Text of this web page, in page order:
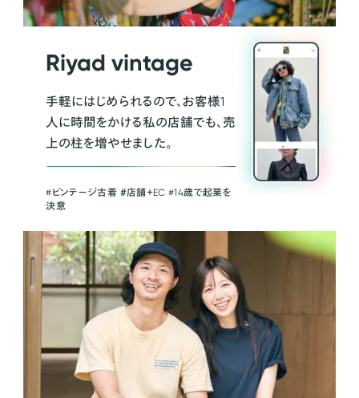
Riyad vintage
手軽にはじめられるので、お客様1
人に時間をかける私の店舗でも、売
上の柱を増やせました。
#ビンテージ古着 ＃店舗＋EC #14歳で起業を
決意